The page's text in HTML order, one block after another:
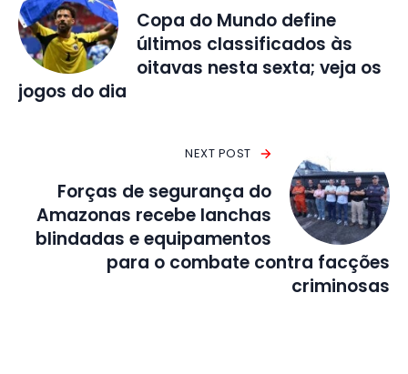
Copa do Mundo define
últimos classificados às
oitavas nesta sexta; veja os
jogos do dia
NEXT POST
Forças de segurança do
Amazonas recebe lanchas
blindadas e equipamentos
para o combate contra facções
criminosas